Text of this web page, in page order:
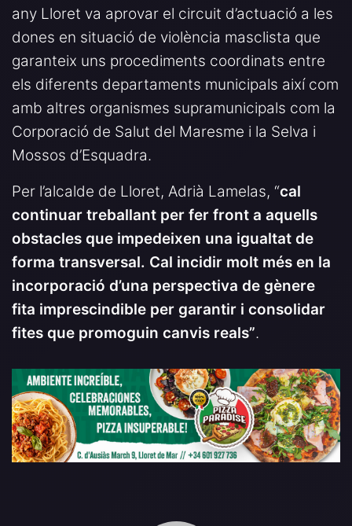
any Lloret va aprovar el circuit d’actuació a les
dones en situació de violència masclista que
garanteix uns procediments coordinats entre
els diferents departaments municipals així com
amb altres organismes supramunicipals com la
Corporació de Salut del Maresme i la Selva i
Mossos d’Esquadra.
Per l’alcalde de Lloret, Adrià Lamelas, “cal
continuar treballant per fer front a aquells
obstacles que impedeixen una igualtat de
forma transversal. Cal incidir molt més en la
incorporació d’una perspectiva de gènere
fita imprescindible per garantir i consolidar
fites que promoguin canvis reals”.